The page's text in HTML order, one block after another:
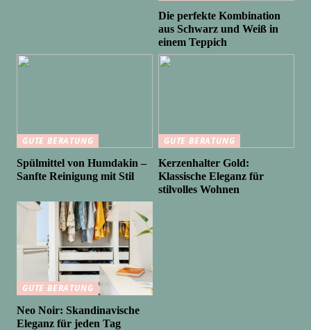
Die perfekte Kombination
aus Schwarz und Weiß in
einem Teppich
GUTE BERATUNG
Spülmittel von Humdakin –
Sanfte Reinigung mit Stil
GUTE BERATUNG
Kerzenhalter Gold:
Klassische Eleganz für
stilvolles Wohnen
GUTE BERATUNG
Neo Noir: Skandinavische
Eleganz für jeden Tag